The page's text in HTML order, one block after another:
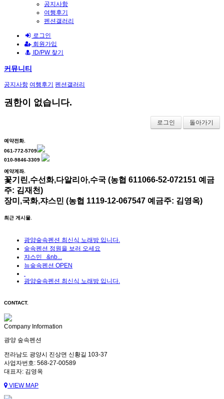
공지사항
여행후기
펜션갤러리
로그인
회원가입
ID/PW 찾기
커뮤니티
공지사항 여행후기 펜션갤러리
권한이 없습니다.
로그인 돌아가기
예약전화.
061-772-5709
010-9846-3309
예약계좌.
꽃기린,수선화,다알리아,수국 (농협 611066-52-072151 예금
주: 김재천)
장미,국화,쟈스민 (농협 1119-12-067547 예금주: 김영옥)
최근 게시물.
광양숲속펜션 최신식 노래방 입니다.
숲속펜션 정원을 보러 오세요
쟈스민 &nb...
뉴숲속펜션 OPEN
광양숲속펜션 최신식 노래방 입니다.
CONTACT.
Company Information
광양 숲속펜션
전라남도 광양시 진상면 신황길 103-37
사업자번호: 568-27-00589
대표자: 김영옥
VIEW MAP